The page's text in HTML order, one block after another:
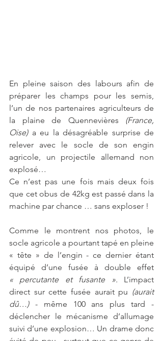
En pleine saison des labours afin de
préparer les champs pour les semis,
l’un de nos partenaires agriculteurs de
la plaine de Quennevières (France,
Oise) a eu la désagréable surprise de
relever avec le socle de son engin
agricole, un projectile allemand non
explosé…
Ce n’est pas une fois mais deux fois
que cet obus de 42kg est passé dans la
machine par chance … sans exploser !
Comme le montrent nos photos, le
socle agricole a pourtant tapé en pleine
« tête » de l’engin - ce dernier étant
« percutante et fusante ». L’impact
direct sur cette fusée aurait pu (aurait
dû…) - même 100 ans plus tard -
déclencher le mécanisme d’allumage
suivi d’une explosion… Un drame donc